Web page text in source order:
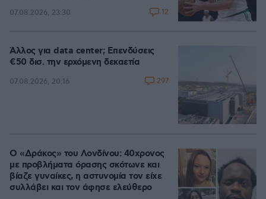
07.08.2026, 23:30 12
Άλλος για data center; Επενδύσεις
€50 δισ. την ερχόμενη δεκαετία
07.08.2026, 20:16 297
Ο «Δράκος» του Λονδίνου: 40χρονος
με προβλήματα όρασης σκότωνε και
βίαζε γυναίκες, η αστυνομία τον είχε
συλλάβει και τον άφησε ελεύθερο